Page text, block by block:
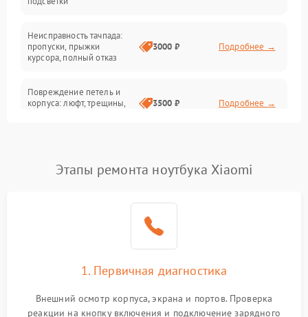
Батарея
Сеть и интернет
Неисправность тачпада:
пропуски, прыжки
курсора, полный отказ
3000 ₽ Подробнее →
Повреждение петель и
корпуса: люфт, трещины,
3500 ₽ Подробнее →
невозможность зарядки,
2500 ₽ Подробнее →
2000 ₽
Перегрев из‑за пыли,
неисправности кулера
Этапы ремонта ноутбука Xiaomi
1. Первичная диагностика
Внешний осмотр корпуса, экрана и портов. Проверка
реакции на кнопку включения и подключение зарядного